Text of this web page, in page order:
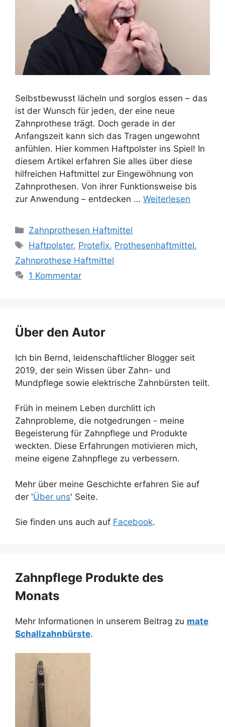
Selbstbewusst lächeln und sorglos essen – das
ist der Wunsch für jeden, der eine neue
Zahnprothese trägt. Doch gerade in der
Anfangszeit kann sich das Tragen ungewohnt
anfühlen. Hier kommen Haftpolster ins Spiel! In
diesem Artikel erfahren Sie alles über diese
hilfreichen Haftmittel zur Eingewöhnung von
Zahnprothesen. Von ihrer Funktionsweise bis
zur Anwendung – entdecken … Weiterlesen
Kategorien
Zahnprothesen Haftmittel
Schlagwörter
Haftpolster, Protefix, Prothesenhaftmittel,
Zahnprothese Haftmittel
1 Kommentar
Über den Autor
Ich bin Bernd, leidenschaftlicher Blogger seit
2019, der sein Wissen über Zahn- und
Mundpflege sowie elektrische Zahnbürsten teilt.
Früh in meinem Leben durchlitt ich
Zahnprobleme, die notgedrungen - meine
Begeisterung für Zahnpflege und Produkte
weckten. Diese Erfahrungen motivieren mich,
meine eigene Zahnpflege zu verbessern.
Mehr über meine Geschichte erfahren Sie auf
der 'Über uns' Seite.
Sie finden uns auch auf Facebook.
Zahnpflege Produkte des
Monats
Mehr Informationen in unserem Beitrag zu mate
Schallzahnbürste.